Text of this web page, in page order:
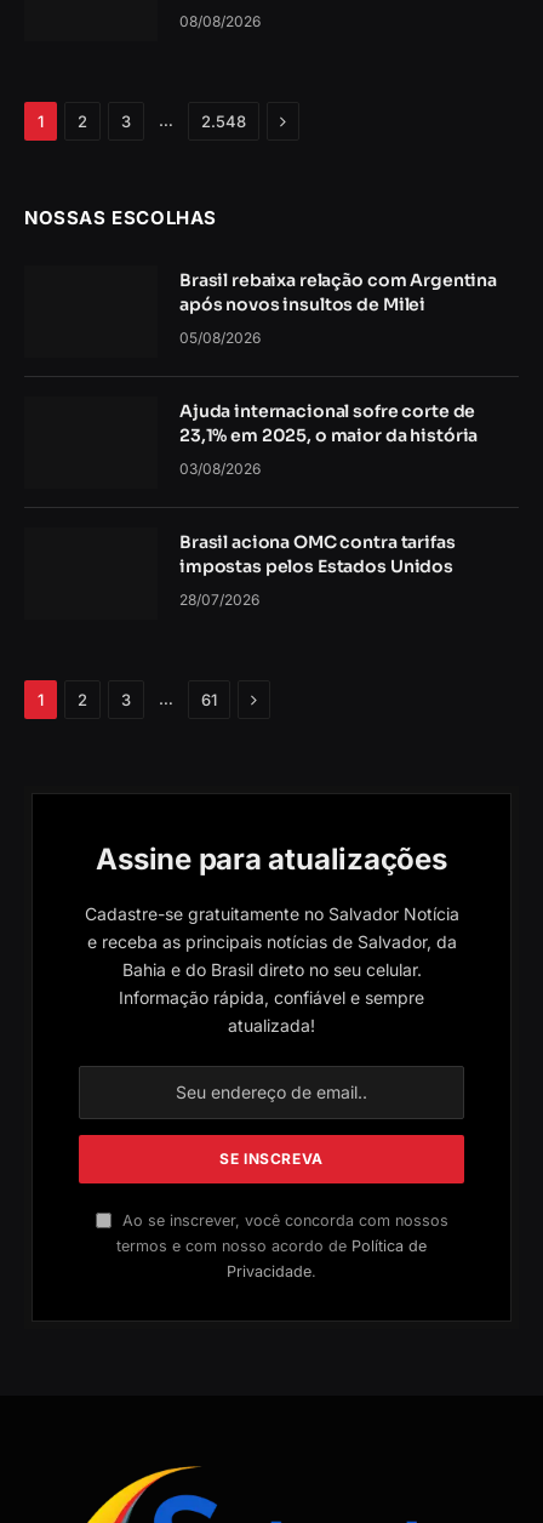
08/08/2026
1 2 3 … 2.548 Próximo
NOSSAS ESCOLHAS
Brasil rebaixa relação com Argentina
após novos insultos de Milei
05/08/2026
Ajuda internacional sofre corte de
23,1% em 2025, o maior da história
03/08/2026
Brasil aciona OMC contra tarifas
impostas pelos Estados Unidos
28/07/2026
1 2 3 … 61 Próximo
Assine para atualizações
Cadastre-se gratuitamente no Salvador Notícia
e receba as principais notícias de Salvador, da
Bahia e do Brasil direto no seu celular.
Informação rápida, confiável e sempre
atualizada!
Ao se inscrever, você concorda com nossos
termos e com nosso acordo de Política de
Privacidade.